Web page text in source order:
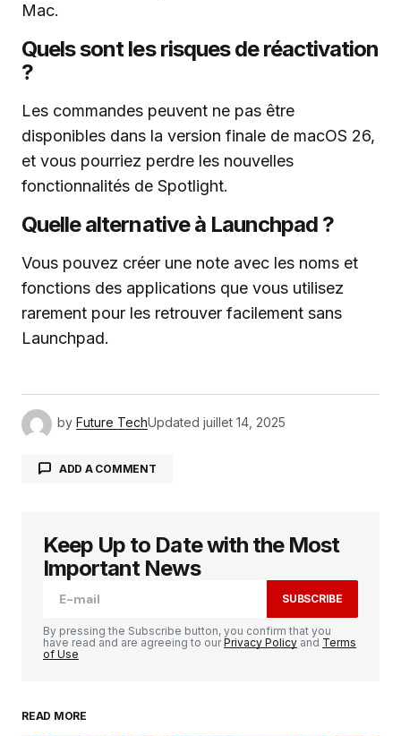
Mac.
Quels sont les risques de réactivation
?
Les commandes peuvent ne pas être
disponibles dans la version finale de macOS 26,
et vous pourriez perdre les nouvelles
fonctionnalités de Spotlight.
Quelle alternative à Launchpad ?
Vous pouvez créer une note avec les noms et
fonctions des applications que vous utilisez
rarement pour les retrouver facilement sans
Launchpad.
by Future TechUpdated juillet 14, 2025
ADD A COMMENT
Votre adresse e-mail ne sera pas publiée. Les
champs obligatoires sont indiqués avec
Your Name
Keep Up to Date with the Most
Important News
SUBSCRIBE
By pressing the Subscribe button, you confirm that you
have read and are agreeing to ourPrivacy Policy and Terms
of Use
READ MORE